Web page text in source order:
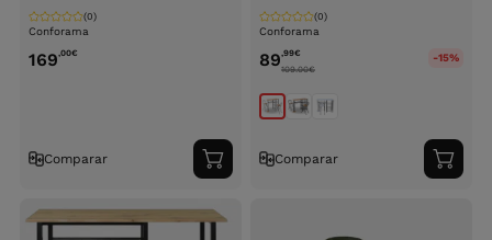
Conforama
(0)
169,00€
Comparar
Adicionar
ao
Conforama
(0)
89,99€
109.00€
-15%
Comparar
ao